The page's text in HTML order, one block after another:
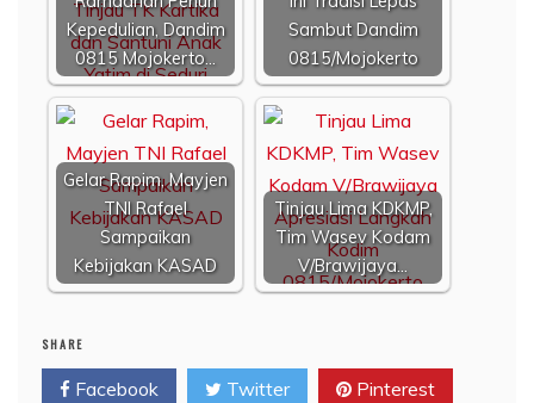
Kepedulian, Dandim
0815 Mojokerto…
Sambut Dandim
0815/Mojokerto
Gelar Rapim, Mayjen
TNI Rafael
Sampaikan
Kebijakan KASAD
Tinjau Lima KDKMP,
Tim Wasev Kodam
V/Brawijaya…
SHARE
Facebook Twitter Pinterest